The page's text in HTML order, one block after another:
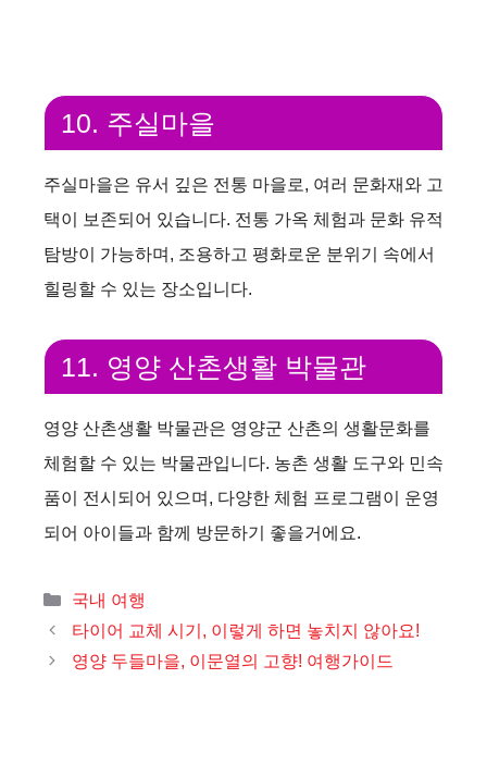
10. 주실마을
주실마을은 유서 깊은 전통 마을로, 여러 문화재와 고
택이 보존되어 있습니다. 전통 가옥 체험과 문화 유적
탐방이 가능하며, 조용하고 평화로운 분위기 속에서
힐링할 수 있는 장소입니다.
11. 영양 산촌생활 박물관
영양 산촌생활 박물관은 영양군 산촌의 생활문화를
체험할 수 있는 박물관입니다. 농촌 생활 도구와 민속
품이 전시되어 있으며, 다양한 체험 프로그램이 운영
되어 아이들과 함께 방문하기 좋을거에요.
카
테
리
국내 여행
타이어 교체 시기, 이렇게 하면 놓치지 않아요!
영양 두들마을, 이문열의 고향! 여행가이드